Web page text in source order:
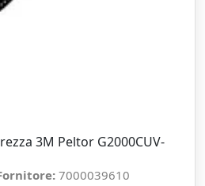
3M Peltor G2000CUV-
7000039610